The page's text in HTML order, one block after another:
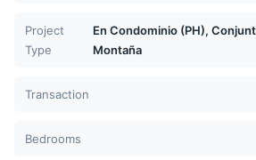
Project
Type
En Condominio (PH),
Montaña
Transaction
Bedrooms